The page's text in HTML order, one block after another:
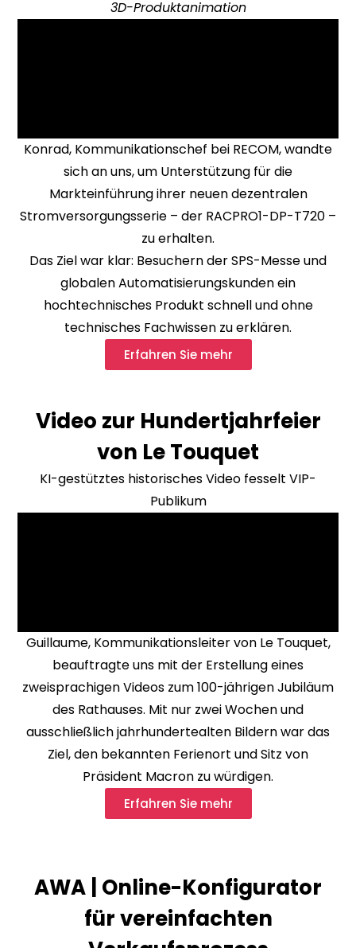
3D-Produktanimation
Konrad, Kommunikationschef bei RECOM, wandte
sich an uns, um Unterstützung für die
Markteinführung ihrer neuen dezentralen
Stromversorgungsserie – der RACPRO1-DP-T720 –
zu erhalten.
Das Ziel war klar: Besuchern der SPS-Messe und
globalen Automatisierungskunden ein
hochtechnisches Produkt schnell und ohne
technisches Fachwissen zu erklären.
Erfahren Sie mehr
Video zur Hundertjahrfeier
von Le Touquet
KI-gestütztes historisches Video fesselt VIP-
Publikum
Guillaume, Kommunikationsleiter von Le Touquet,
beauftragte uns mit der Erstellung eines
zweisprachigen Videos zum 100-jährigen Jubiläum
des Rathauses. Mit nur zwei Wochen und
ausschließlich jahrhundertealten Bildern war das
Ziel, den bekannten Ferienort und Sitz von
Präsident Macron zu würdigen.
Erfahren Sie mehr
AWA | Online-Konfigurator
für vereinfachten